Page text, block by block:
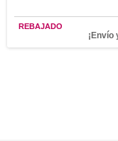
REBAJADO